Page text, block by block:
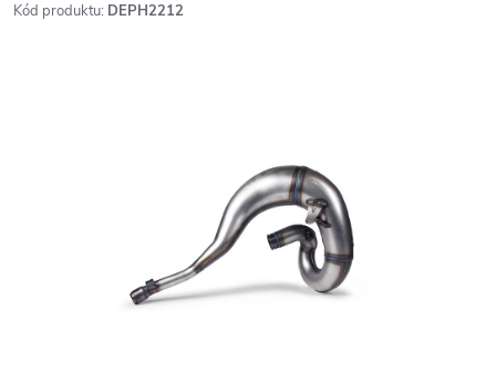
Kód produktu: DEPH2212